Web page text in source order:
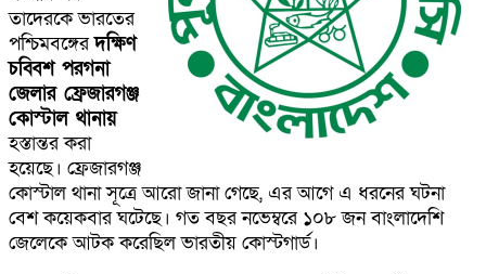
তাদেরকে ভারতের
পশ্চিমবঙ্গেরদক্ষিণ
চব্বিশ পরগনা
জেলার ফ্রেজারগঞ্জ
কোস্টাল থানায়
হস্তান্তর করা
হয়েছে। ফ্রেজারগঞ্জ
কোস্টাল থানা সূত্রে আরো জানা গেছে, এর আগে এ ধরনের ঘটনা
বেশ কয়েকবার ঘটেছে। গত বছর নভেম্বরে ১০৮ জন বাংলাদেশি
জেলেকে আটক করেছিল ভারতীয় কোস্টগার্ড।